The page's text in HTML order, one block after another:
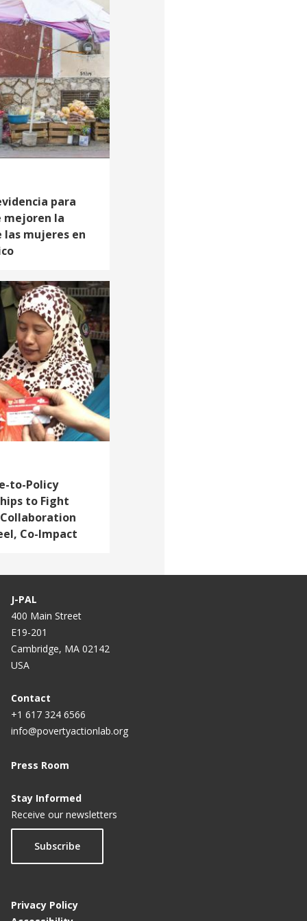
para
mejoren la
las mujeres en
to-Policy
to Fight
Co-Impact
J-PAL
400 Main Street
E19-201
Cambridge, MA 02142
USA
Contact
+1 617 324 6566
info@povertyactionlab.org
Press Room
Stay Informed
Receive our newsletters
Subscribe
Privacy Policy